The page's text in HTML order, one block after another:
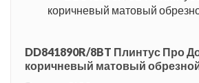
DD841890R/8BT Плинтус Про
коричневый матовый